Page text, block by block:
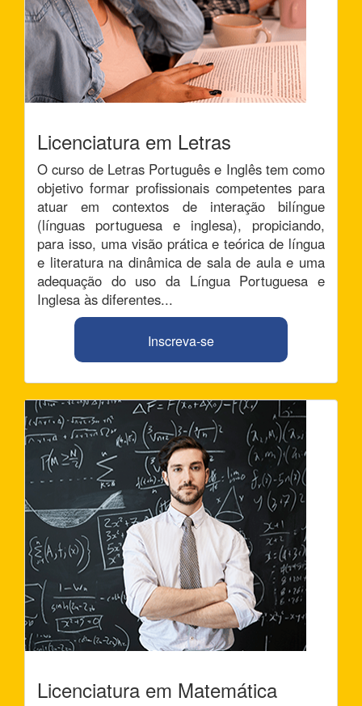
Licenciatura em Letras
O curso de Letras Português e Inglês tem como
objetivo formar profissionais competentes para
atuar em contextos de interação bilíngue
(línguas portuguesa e inglesa), propiciando,
para isso, uma visão prática e teórica de língua
e literatura na dinâmica de sala de aula e uma
adequação do uso da Língua Portuguesa e
Inglesa às diferentes...
Inscreva-se
Licenciatura em Matemática